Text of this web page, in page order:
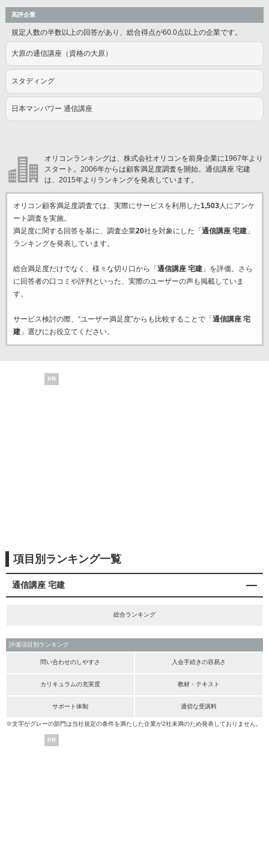
高評企業
規定人数の半数以上の回答があり、総合得点が60.0点以上の企業です。
大原の通信講座（資格の大原）
スタディング
日本マンパワー 通信講座
オリコンランキングは、株式会社オリコンを前身企業に1967年より
スタート。2006年からは顧客満足度調査を開始。通信講座 宅建
は、2015年よりランキングを発表しています。
オリコン顧客満足度調査では、実際にサービスを利用した1,503人にアンケ
ート調査を実施。
満足度に関する回答を基に、調査企業20社を対象にした「 通信講座 宅建」
ランキングを発表しています。
総合満足度だけでなく、様々な切り口から「 通信講座 宅建」を評価。さら
に回答者の口コミや評判といった、実際のユーザーの声も掲載していま
す。
サービス検討の際、“ユーザー満足度”からも比較することで「 通信講座 宅
建」選びにお役立てください。
PR
項目別ランキング一覧
通信講座 宅建
総合ランキング
評価項目別ランキング
問い合わせのしやすさ 入会手続きの容易さ
カリキュラムの充実度 教材・テキスト
サポート体制 適切な受講料
※文字がグレーの部門は当社規定の条件を満たした企業が2社未満のため発表しておりません。
PR